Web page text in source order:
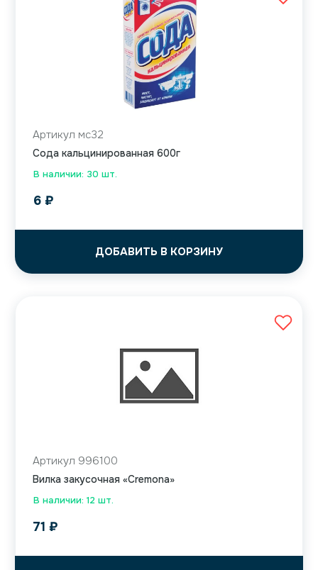
В наличии: 30 шт.
Артикул мс32
Сода кальцинированная 600г
6 ₽
ДОБАВИТЬ В КОРЗИНУ
В наличии: 12 шт.
Артикул 996100
Вилка закусочная «Cremona»
71 ₽